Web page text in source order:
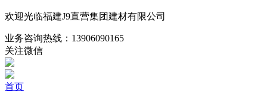
欢迎光临福建J9直营集团建材有限公司
业务咨询热线： 13906090165
关注微信
首页